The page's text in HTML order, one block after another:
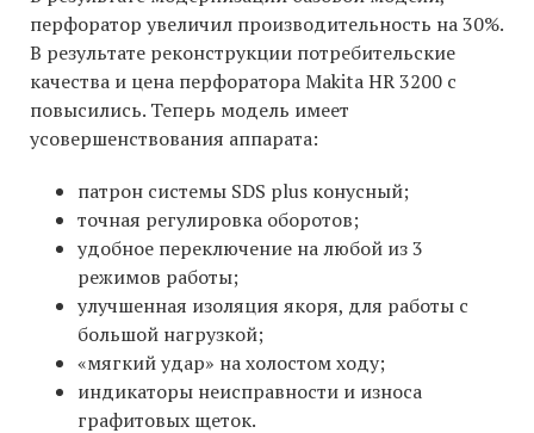
перфоратор увеличил производительность на 30%.
В результате реконструкции потребительские
качества и цена перфоратора Makita HR 3200 c
повысились. Теперь модель имеет
усовершенствования аппарата:
патрон системы SDS plus конусный;
точная регулировка оборотов;
удобное переключение на любой из 3
режимов работы;
улучшенная изоляция якоря, для работы с
большой нагрузкой;
«мягкий удар» на холостом ходу;
индикаторы неисправности и износа
графитовых щеток.